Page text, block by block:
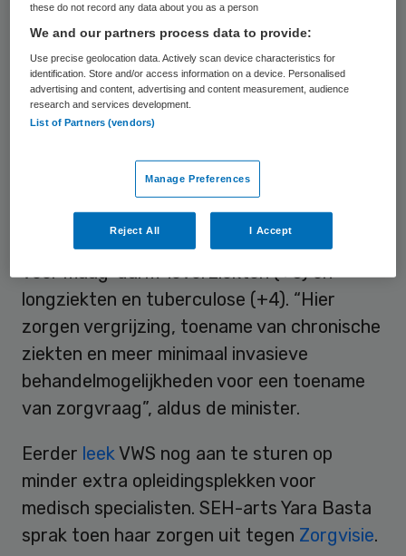
In totaal worden er 99 extra
opleidingsplaatsen beschikbaar gesteld
voor medisch specialisten. Naast de 19
komen er ook 11 extra plekken beschikbaar
voor neurologie.
Verder stijgt het aantal opleidingsplaatsen
voor maag-darm-leverziekten (+6) en
longziekten en tuberculose (+4). “Hier
zorgen vergrijzing, toename van chronische
ziekten en meer minimaal invasieve
behandelmogelijkheden voor een toename
van zorgvraag”, aldus de minister.
Eerder leek VWS nog aan te sturen op
minder extra opleidingsplekken voor
medisch specialisten. SEH-arts Yara Basta
sprak toen haar zorgen uit tegen Zorgvisie.
these do not record any data about you as a person
We and our partners process data to provide:
Use precise geolocation data. Actively scan device characteristics for
identification. Store and/or access information on a device. Personalised
advertising and content, advertising and content measurement, audience
research and services development.
List of Partners (vendors)
Manage Preferences
Reject All I Accept